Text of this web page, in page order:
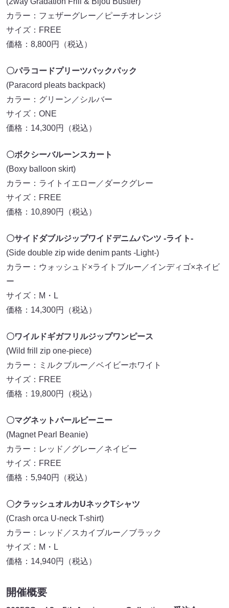
カラー：フェザーグレー／ピーチオレンジ
サイズ：FREE
価格：8,800円（税込）
〇パラコードプリーツバックパック
(Paracord pleats backpack)
カラー：グリーン／シルバー
サイズ：ONE
価格：14,300円（税込）
〇ボクシーバルーンスカート
(Boxy balloon skirt)
カラー：ライトイエロー／ダークグレー
サイズ：FREE
価格：10,890円（税込）
〇サイドダブルジップワイドデニムパンツ -ライト-
(Side double zip wide denim pants -Light-)
カラー：ウォッシュド×ライトブルー／インディゴ×ネイビ
ー
サイズ：M・L
価格：14,300円（税込）
〇ワイルドギガフリルジップワンピース
(Wild frill zip one-piece)
カラー：ミルクブルー／ベイビーホワイト
サイズ：FREE
価格：19,800円（税込）
〇マグネットパールビーニー
(Magnet Pearl Beanie)
カラー：レッド／グレー／ネイビー
サイズ：FREE
価格：5,940円（税込）
〇クラッシュオルカUネックTシャツ
(Crash orca U-neck T-shirt)
カラー：レッド／スカイブルー／ブラック
サイズ：M・L
価格：14,940円（税込）
開催概要